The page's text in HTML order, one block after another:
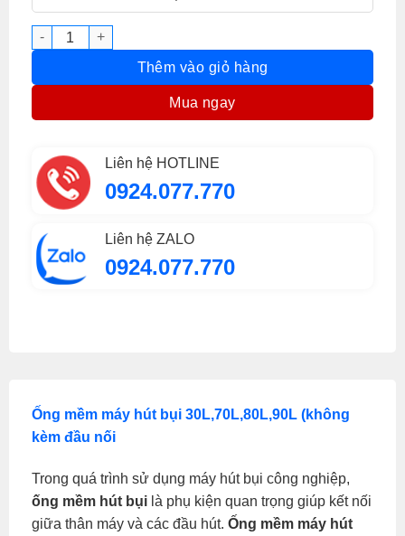
Ống mềm máy hút bụi 30L, 70L, 80L, 90L (không kèm đầu
Thêm vào giỏ hàng
Mua ngay
Liên hệ HOTLINE
0924.077.770
Liên hệ ZALO
0924.077.770
Ống mềm máy hút bụi 30L,70L,80L,90L (không
kèm đầu nối
Trong quá trình sử dụng máy hút bụi công nghiệp,
ống mềm hút bụi là phụ kiện quan trọng giúp kết nối
giữa thân máy và các đầu hút. Ống mềm máy hút